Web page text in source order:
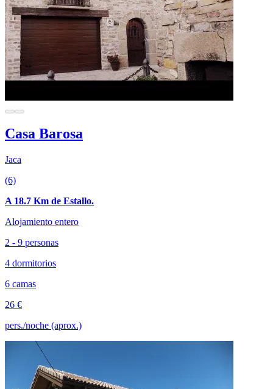
Casa Barosa
Jaca
(6)
A 18.7 Km de Estallo.
Alojamiento entero
2 - 9 personas
4 dormitorios
6 camas
26 €
pers./noche (aprox.)